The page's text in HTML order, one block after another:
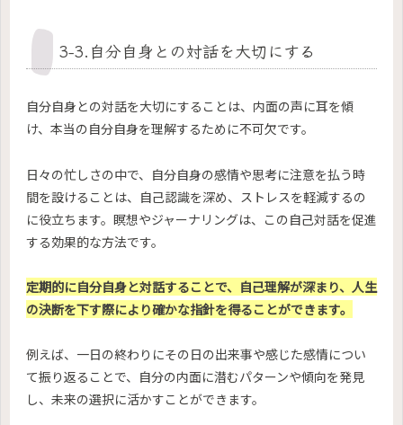
3-3.自分自身との対話を大切にする
自分自身との対話を大切にすることは、内面の声に耳を傾
け、本当の自分自身を理解するために不可欠です。
日々の忙しさの中で、自分自身の感情や思考に注意を払う時
間を設けることは、自己認識を深め、ストレスを軽減するの
に役立ちます。瞑想やジャーナリングは、この自己対話を促進
する効果的な方法です。
定期的に自分自身と対話することで、自己理解が深まり、人生
の決断を下す際により確かな指針を得ることができます。
例えば、一日の終わりにその日の出来事や感じた感情につい
て振り返ることで、自分の内面に潜むパターンや傾向を発見
し、未来の選択に活かすことができます。